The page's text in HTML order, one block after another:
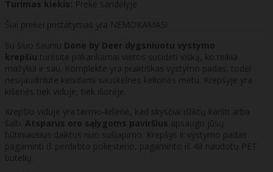
Turimas kiekis: Prekė sandėlyje
Šiai prekei pristatymas yra NEMOKAMAS!
Su šiuo šauniu Done by Deer dygsniuotu vystymo
krepšiu turėsite pakankamai vietos susidėti viską, ko reikia
mažyliui ir sau. Komplekte yra praktiškas vystymo padas, todėl
nesijaudinkite keisdami sauskelnes kelionės metu. Krepšyje yra
kišenės tiek viduje, tiek išorėje.
Krepšio viduje yra termo-kišenė, kad skysčiai išliktų karšti arba
šalti. Atsparus oro sąlygoms paviršius apsaugo jūsų
būtiniausius daiktus nuo sušlapimo. Krepšys ir vystymo padas
pagaminti iš perdirbto poliesterio, pagaminto iš 48 naudotų PET
butelių.